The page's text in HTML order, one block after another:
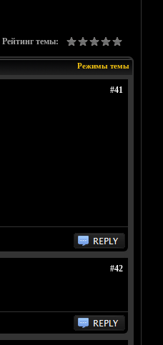
Рейтинг темы:
Режимы темы
#41
#42